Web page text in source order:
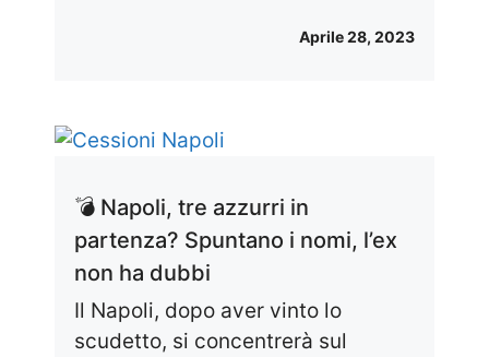
Aprile 28, 2023
💣 Napoli, tre azzurri in
partenza? Spuntano i nomi, l’ex
non ha dubbi
Il Napoli, dopo aver vinto lo
scudetto, si concentrerà sul